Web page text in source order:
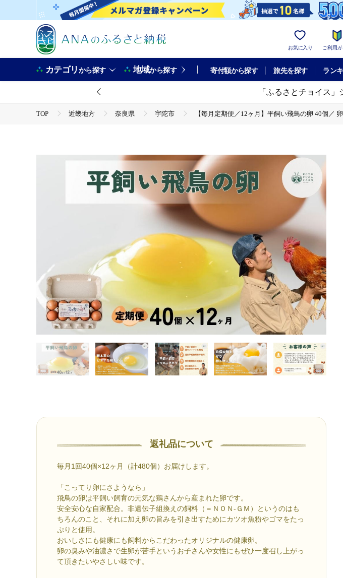
お気に入り ご利用ガ
カテゴリから探す 地域から探す 寄付額から探す 旅先を探す ラン
「ふるさとチョイス
TOP 近畿地方 奈良県 宇陀市
【毎月定期便／12ヶ月】平飼い飛鳥の卵 40個／
返礼品について
毎月1回40個×12ヶ月（計480個）お届けします。
「こってり卵にさようなら」
飛鳥の卵は平飼い飼育の元気な鶏さんから産まれた卵です。
安全安心な自家配合。非遺伝子組換えの飼料（＝ＮＯＮ-ＧＭ）というのはも
ちろんのこと、それに加え卵の旨みを引き出すためにカツオ魚粉やゴマをたっ
ぷりと使用。
おいしさにも健康にも飼料からこだわったオリジナルの健康卵。
卵の臭みや油濃さで生卵が苦手というお子さんや女性にもぜひ一度召し上がっ
て頂きたいやさしい味です。